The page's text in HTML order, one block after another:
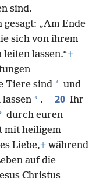
sind.
„Am Ende
sich von ihrem
lassen.“+
Tiere sind * und
* . 20 Ihr
durch euren
mit heiligem
Liebe,+ während
auf die
Christus